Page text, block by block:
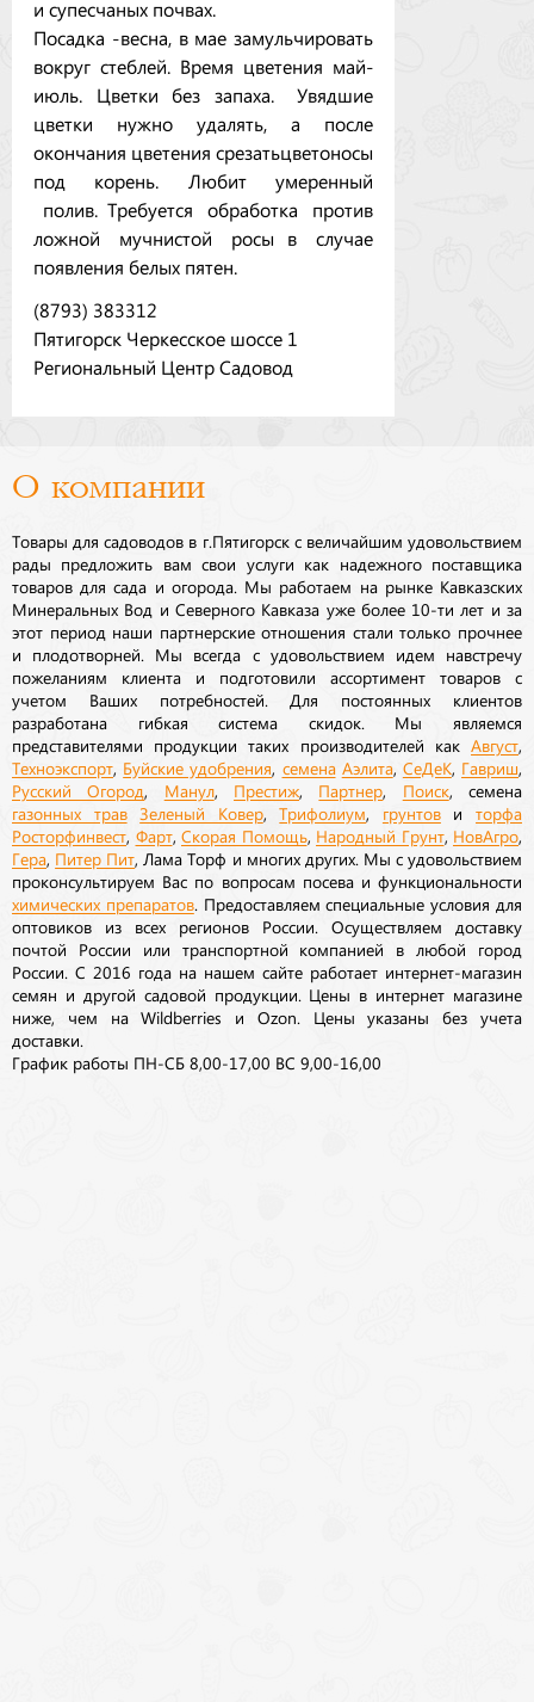
и супесчаных почвах.
Посадка - весна, в мае замульчировать
вокруг стеблей. Время цветения май-
июль. Цветки без запаха. Увядшие
цветки нужно удалять, а после
окончания цветения срезать цветоносы
под корень. Любит умеренный
полив. Требуется обработка против
ложной мучнистой росы в случае
появления белых пятен.
(8793) 383312
Пятигорск Черкесское шоссе 1
Региональный Центр Садовод
О компании
Товары для садоводов в г.Пятигорск с величайшим удовольствием
рады предложить вам свои услуги как надежного поставщика
товаров для сада и огорода. Мы работаем на рынке Кавказских
Минеральных Вод и Северного Кавказа уже более 10-ти лет и за
этот период наши партнерские отношения стали только прочнее
и плодотворней. Мы всегда с удовольствием идем навстречу
пожеланиям клиента и подготовили ассортимент товаров с
учетом Ваших потребностей. Для постоянных клиентов
разработана гибкая система скидок. Мы являемся
представителями продукции таких производителей как Август
Техноэкспорт Буйские удобрения семена Аэлита, СеДеК Гавриш
Русский Огород Манул, Престиж Партнер Поиск, семена
газонных трав Зеленый Ковер,Трифолиум грунтовиторфа
Росторфинвест Фарт, Скорая Помощь Народный Грунт, НовАгро
Гера Питер Пит , Лама Торф и многих других. Мы с удовольствием
проконсультируем Вас по вопросам посева и функциональности
химических препаратов. Предоставляем специальные условия для
оптовиков из всех регионов России. Осуществляем доставку
почтой России или транспортной компанией в любой город
России. С 2016 года на нашем сайте работает интернет-магазин
семян и другой садовой продукции. Цены в интернет магазине
ниже, чем на Wildberries и Ozon. Цены указаны без учета
доставки.
График работы ПН-СБ 8,00-17,00 ВС 9,00-16,00